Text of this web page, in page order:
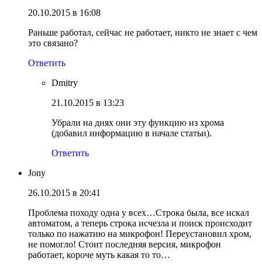
20.10.2015 в 16:08
Раньше работал, сейчас не работает, никто не знает с чем
это связано?
Ответить
Dmitry
21.10.2015 в 13:23
Убрали на днях они эту функцию из хрома
(добавил информацию в начале статьи).
Ответить
Jony
26.10.2015 в 20:41
Проблема походу одна у всех…Строка была, все искал
автоматом, а теперь строка исчезла и поиск происходит
только по нажатию на микрофон! Переустановил хром,
не помогло! Стоит последняя версия, микрофон
работает, короче муть какая то то…